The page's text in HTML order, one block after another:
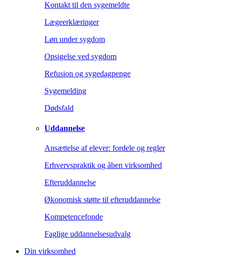
Kontakt til den sygemeldte
Lægeerklæringer
Løn under sygdom
Opsigelse ved sygdom
Refusion og sygedagpenge
Sygemelding
Dødsfald
Uddannelse
Ansættelse af elever: fordele og regler
Erhvervspraktik og åben virksomhed
Efteruddannelse
Økonomisk støtte til efteruddannelse
Kompetencefonde
Faglige uddannelsesudvalg
Din virksomhed